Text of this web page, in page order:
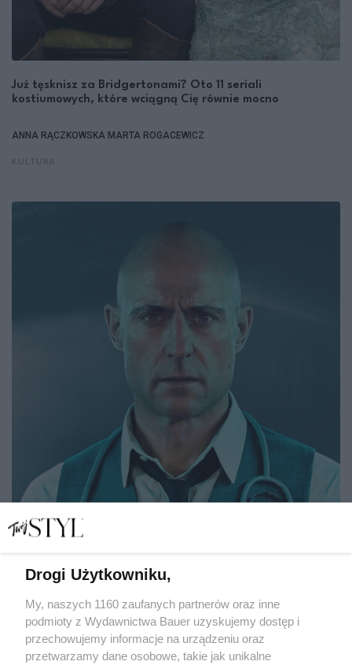
Już tęsknisz za Bridgertonami? Oto 11 seriali
kostiumowych, które wciągną Cię równie mocno
ANNA RĄCZKOWSKA MARTA ROGACEWICZ
Seriale medyczne - TOP 10 tytułów, które wzruszają,
bawią i edukują
Drogi Użytkowniku,
My, naszych 1160 zaufanych partnerów oraz inne
podmioty z Wydawnictwa Bauer uzyskujemy dostęp i
przechowujemy informacje na urządzeniu oraz
przetwarzamy dane osobowe, takie jak unikalne